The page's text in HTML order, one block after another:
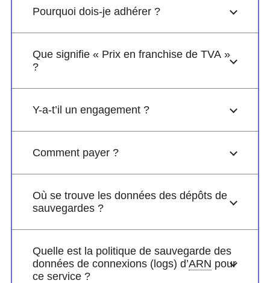
Pourquoi dois-je adhérer ?
Que signifie « Prix en franchise de TVA »
?
Y-a-t’il un engagement ?
Comment payer ?
Où se trouve les données des dépôts de
sauvegardes ?
Quelle est la politique de sauvegarde des
données de connexions (logs) d’ARN pour
ce service ?